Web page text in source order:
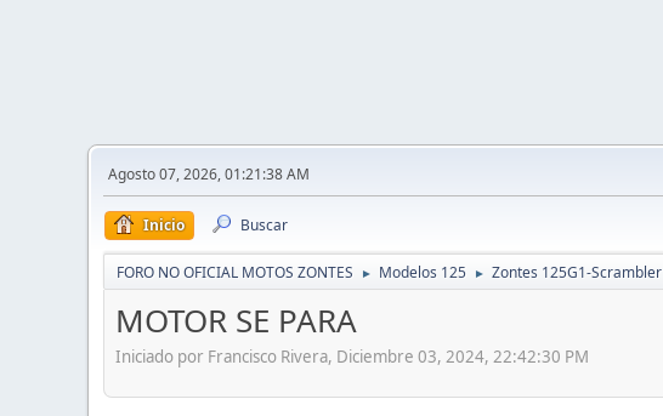
Agosto 07, 2026, 01:21:38 AM
Inicio Buscar
FORO NO OFICIAL MOTOS ZONTES ► Modelos 125 ► Zontes 125G1-Scrambler
MOTOR SE PARA
Iniciado por Francisco Rivera, Diciembre 03, 2024, 22:42:30 PM